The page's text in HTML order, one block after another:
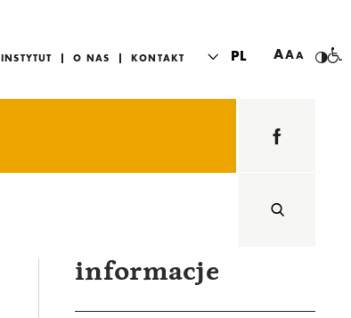
INSTYTUT O NAS KONTAKT PL AAA
informacje